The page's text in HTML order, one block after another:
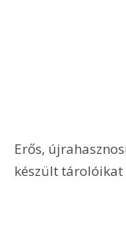
Erős,
készült